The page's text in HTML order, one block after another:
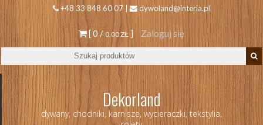
+48 33 848 60 07 | dywoland@interia.pl
[ 0 /0.00 ZŁ ] Zaloguj się
Dekorland
dywany, chodniki, karnisze, wycieraczki, tekstylia,